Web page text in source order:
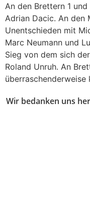
An den Brettern 1
Adrian Dacic. An
Unentschieden mit
Marc Neumann und
Sieg von dem sich
Roland Unruh. An
überraschenderweise
Wir bedanken uns